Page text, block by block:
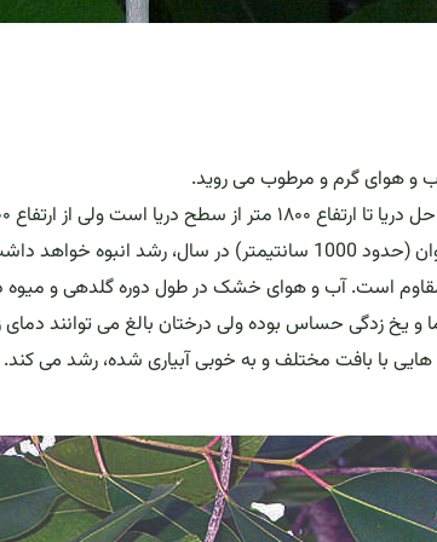
و هوای گرم و مرطوب می روید.
۶۰۰ متر به بالا میوه تولید نمی کند.
انبوه خواهد داشت.
است. آب و هوای خشک در طول دوره گلدهی و
یخ زدگی حساس بوده ولی درختان بالغ می توانند
با بافت مختلف و به خوبی آبیاری شده، رشد می کند.